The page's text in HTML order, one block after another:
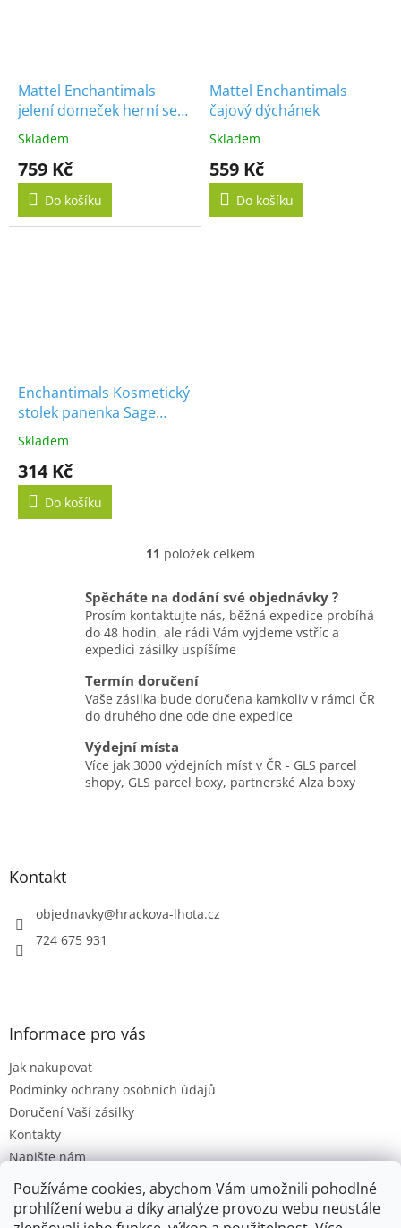
Používáme cookies, abychom Vám umožnili pohodlné
prohlížení webu a díky analýze provozu webu neustále
Mattel Enchantimals
jelení domeček herní set
panenka Danessa s
doplňky
Skladem
759 Kč
Do košíku
Mattel Enchantimals
čajový dýchánek
Skladem
559 Kč
Do košíku
Enchantimals Kosmetický
stolek panenka Sage
Skunk & zvířátko Caper
Skladem
314 Kč
Do košíku
O
l
á
d
a
p
r
y
v
p
11 položek celkem
Spěcháte na dodání své objednávky ?
Prosím kontaktujte nás, běžná expedice probíhá
do 48 hodin, ale rádi Vám vyjdeme vstříc a
expedici zásilky uspíšíme
Termín doručení
Vaše zásilka bude doručena kamkoliv v rámci ČR
do druhého dne ode dne expedice
Výdejní místa
Více jak 3000 výdejních míst v ČR - GLS parcel
shopy, GLS parcel boxy, partnerské Alza boxy
Z
Kontakt
objednavky@hrackova-lhota.cz
724 675 931
Informace pro vás
Jak nakupovat
Podmínky ochrany osobních údajů
Doručení Vaší zásilky
Kontakty
Napište nám
Hodnocení obchodu
Moje objednávka